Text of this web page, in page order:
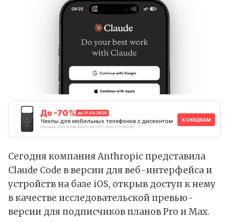
До -70% до 31.08.2026
Чехлы для мобильных телефонов с дисконтом
Реклама. ООО "АЛИБАБА.КОМ (РУ)", ИНН 7703380158
К СКИДКАМ
Сегодня компания Anthropicпредставила
Claude Code в версии для веб-интерфейса и
устройств на базе iOS, открыв доступ к нему
в качестве исследовательской превью-
версии для подписчиков планов Pro и Max.